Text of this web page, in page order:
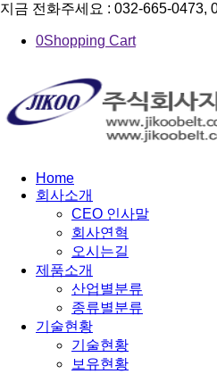
지금 전화주세요 : 032-665-0473,
0Shopping Cart
Home
회사소개
CEO 인사말
회사연혁
오시는길
제품소개
산업별분류
종류별분류
기술현황
기술현황
보유현황